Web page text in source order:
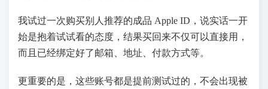
我试过一次购买别人推荐的成品 Apple ID，说实话一开
始是抱着试试看的态度，结果买回来不仅可以直接用，
而且已经绑定好了邮箱、地址、付款方式等。
更重要的是，这些账号都是提前测试过的，不会出现被